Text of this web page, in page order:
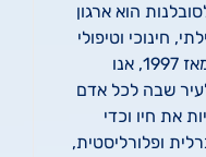
הוא ארגון
חינוכי וטיפולי
רב תחומי עבור הקהילה הגאה. מאז 1997, אנו
שבה לכל אדם
את חיו וכדי
ופלורליסטית,